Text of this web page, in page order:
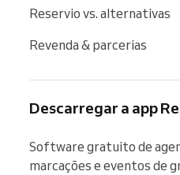
Reservio vs. alternativas
Revenda & parcerias
Descarregar a app
Software gratuito de
marcações e eventos de